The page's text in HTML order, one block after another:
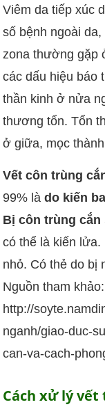
Viêm da tiếp xúc
số bệnh ngoài
zona thường gặp
các dấu hiệu báo
thần kinh ở nửa
thương tổn. Tổn
ở giữa, mọc
Vết côn trùng
99% là do kiến
Bị côn trùng cắn
có thể là kiến
nhỏ. Có thẻ do bị
Nguồn tham khảo:
http://
nganh/giao-duc-
can-va-cach-
Cách xử lý